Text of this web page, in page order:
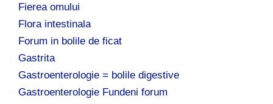
Fierea omului
Flora intestinala
Forum in bolile de ficat
Gastrita
Gastroenterologie = bolile digestive
Gastroenterologie Fundeni forum